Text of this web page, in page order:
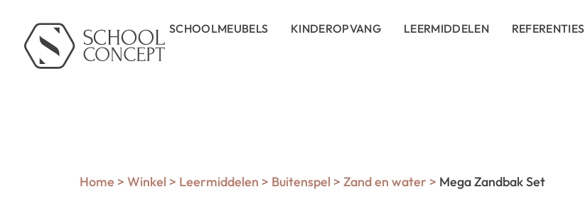
SCHOOLMEUBELS KINDEROPVANG LEERMIDDELEN REFERENTIES
Home > Winkel > Leermiddelen > Buitenspel > Zand en water > Mega Zandbak Set